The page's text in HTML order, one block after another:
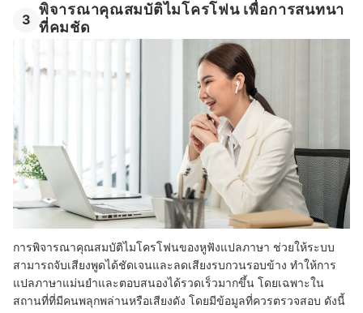
3
พิจารณาคุณสมบัติไมโครโฟน เพื่อการสนทนา
ที่คมชัด
การพิจารณาคุณสมบัติไมโครโฟนของหูฟังแปลภาษา ช่วยให้ระบบ
สามารถจับเสียงพูดได้ชัดเจนและลดเสียงรบกวนรอบข้าง ทำให้การ
แปลภาษาแม่นยำและตอบสนองได้รวดเร็วมากขึ้น โดยเฉพาะใน
สถานที่ที่มีคนพลุกพล่านหรือเสียงดัง โดยมีข้อมูลที่ควรตรวจสอบ ดังนี้